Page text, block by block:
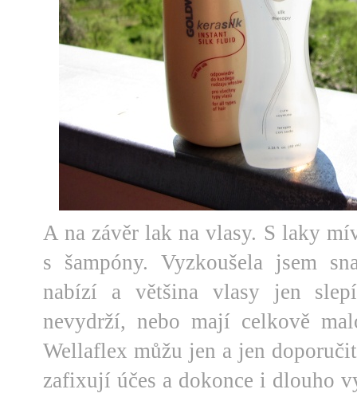
A na závěr lak na vlasy. S laky
s šampóny. Vyzkoušela jsem
nabízí a většina vlasy jen
nevydrží, nebo mají celkově
Wellaflex můžu jen a jen
zafixují účes a dokonce i dlouho